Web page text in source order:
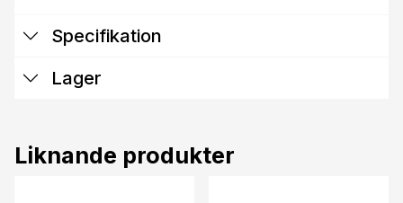
Specifikation
Lager
Liknande produkter